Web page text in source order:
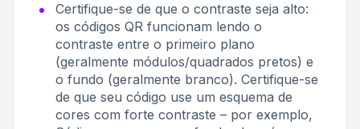
Certifique-se de que o contraste seja alto:
os códigos QR funcionam lendo o
contraste entre o primeiro plano
(geralmente módulos/quadrados pretos) e
o fundo (geralmente branco). Certifique-se
de que seu código use um esquema de
cores com forte contraste – por exemplo,